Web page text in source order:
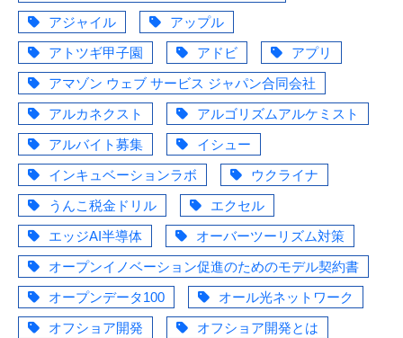
アジャイル
アップル
アトツギ甲子園
アドビ
アプリ
アマゾン ウェブ サービス ジャパン合同会社
アルカネクスト
アルゴリズムアルケミスト
アルバイト募集
イシュー
インキュベーションラボ
ウクライナ
うんこ税金ドリル
エクセル
エッジAI半導体
オーバーツーリズム対策
オープンイノベーション促進のためのモデル契約書
オープンデータ100
オール光ネットワーク
オフショア開発
オフショア開発とは